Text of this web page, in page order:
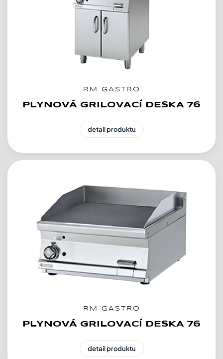
RM GASTRO
PLYNOVÁ GRILOVACÍ DESKA 76
detail produktu
RM GASTRO
PLYNOVÁ GRILOVACÍ DESKA 76
detail produktu